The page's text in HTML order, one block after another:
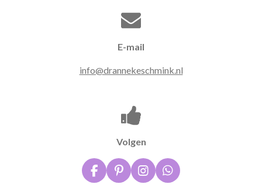
E-mail
info@drannekeschmink.nl
Volgen
F
a
P
i
I
n
W
h